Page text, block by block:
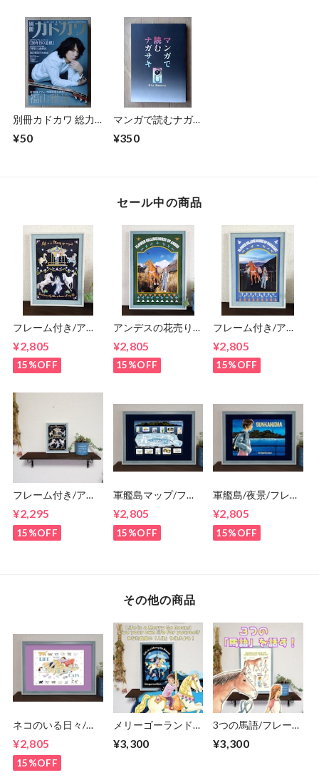
別冊カドカワ 総力
ュー20周年
¥50
マンガで読むナガサ
¥350
セール中の商品
フレーム付き/アー
まプレゼントに/す
ぐ飾れる/人生は回
転木馬/A4/馬/メリ
ーセル
¥2,805
15%OFF
アンデスの花売り
ートポスター/その
ままプレゼントに/
すぐ飾れる/A4
¥2,805
15%OFF
フレーム付き/アー
まプレゼントに/す
ぐ飾れる/長崎の花
売り馬/A4
¥2,805
15%OFF
フレーム付き/アー
まプレゼントに/す
ぐ飾れる/人生は回
転木馬/2L/馬/メリ
¥2,295
15%OFF
軍艦島マップ/フレ
スター/プレゼント
に/すぐ飾れる/A4/
端島/棟番号/長崎
¥2,805
15%OFF
軍艦島/夜景/フレー
のままプレゼント
に/すぐ飾れる/A4/
端島/三菱端島炭鉱/
¥2,805
15%OFF
その他の商品
ネコのいる日々/ポ
き/そのままプレゼ
ントに/すぐ飾れ
る/A4/猫さん/にゃ
¥2,805
15%OFF
メリーゴーランド/
ター イラスト プレ
¥3,300
3つの馬語/フレーム
スト プレゼント 贈
¥3,300